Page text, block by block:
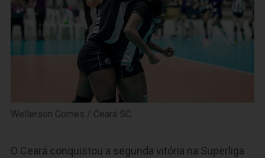
Wellerson Gomes / Ceará SC
O Ceará conquistou a segunda vitória na Superliga